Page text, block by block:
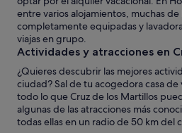
entre varios alojamientos, muchas
completamente equipadas y
viajas en grupo.
Actividades y atracciones en
¿Quieres descubrir las mejores
ciudad? Sal de tu acogedora casa
todo lo que Cruz de los Martillos
algunas de las atracciones más
todas ellas en un radio de 50 km del